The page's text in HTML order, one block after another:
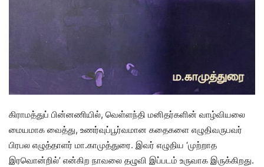
கிராமத்துப் பின்னணியில், வெள்ளந்தி மனிதர்களின் வாழ்வியலை
மையமாக வைத்து, உணர்வுப்பூர்வமான கதைகளை எழுதிவருபவர்
பிரபல எழுத்தாளர் மா.காமுத்துரை. இவர் எழுதிய ‘முற்றாத
இரவொன்றில்’ என்கிற நாவலை தழுவி இப்படம் உருவாக இருக்கிறது.